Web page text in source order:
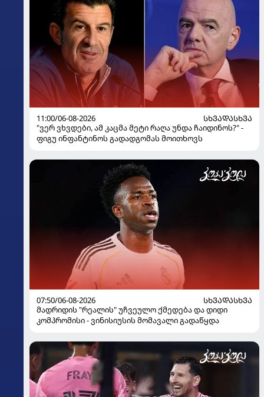
11:00/06-08-2026
ᲡᲮᲕᲐᲓᲐᲡᲮᲕᲐ
"ვერ ვხვდები, ამ კაცმა მეტი რაღა უნდა ჩაიდინოს?" -
ფიგუ ინფანტინოს გადადგომას მოითხოვს
07:50/06-08-2026
ᲡᲮᲕᲐᲓᲐᲡᲮᲕᲐ
მადრიდის "რეალის" უჩვეულო ქმედება და დიდი
კომპრომისი - ვინისიუსის მომავალი გადაწყდა